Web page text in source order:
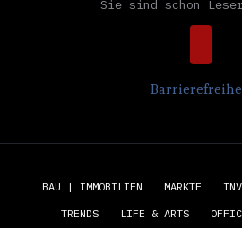
Sie sind schon
BAU | IMMOBILIEN MÄRKTE
TRENDS LIFE & ARTS